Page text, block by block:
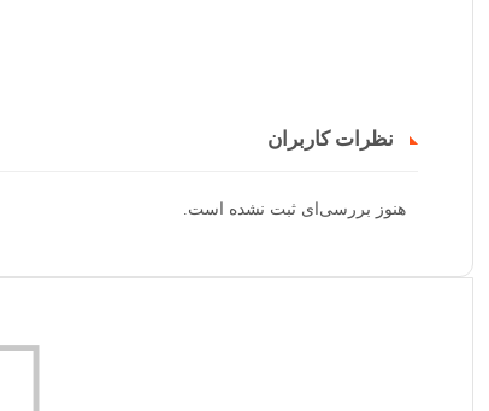
نظرات کاربران
هنوز بررسی‌ای ثبت نشده است.